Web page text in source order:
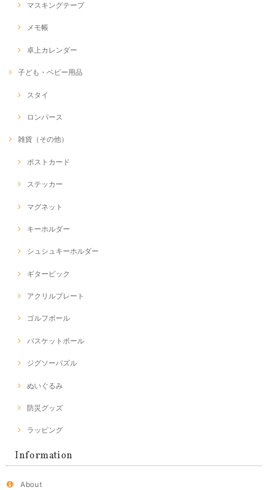
マスキングテープ
メモ帳
卓上カレンダー
子ども・ベビー用品
スタイ
ロンパース
雑貨（その他）
ポストカード
ステッカー
マグネット
キーホルダー
シュシュキーホルダー
ギターピック
アクリルプレート
ゴルフボール
バスケットボール
ジグソーパズル
ぬいぐるみ
防災グッズ
ラッピング
Information
About